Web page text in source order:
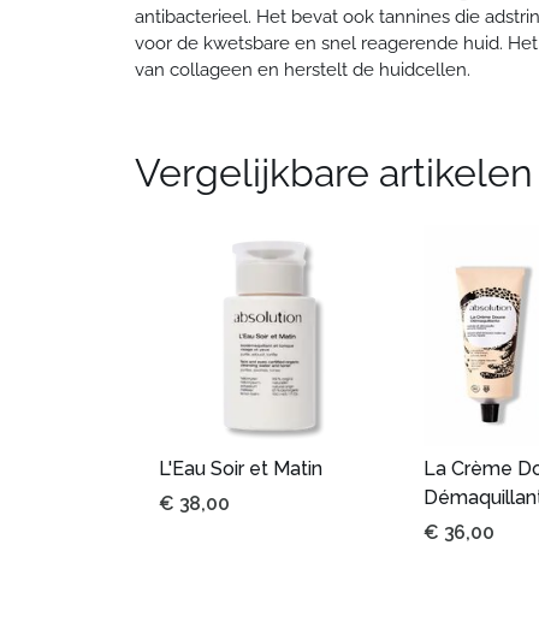
antibacterieel. Het bevat ook tannines die
voor de kwetsbare en snel reagerende huid.
van collageen en herstelt de huidcellen.
Vergelijkbare artikelen
L'Eau Soir et Matin
€ 38,00
La Crème
€ 36,00